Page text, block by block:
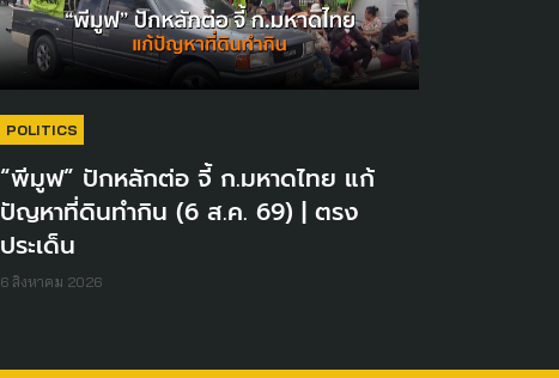
POLITICS
“พีมูฟ” ปักหลักต่อ จี้ ก.มหาดไทย แก้
ปัญหาที่ดินทำกิน (6 ส.ค. 69) | ตรง
ประเด็น
6 สิงหาคม 2026